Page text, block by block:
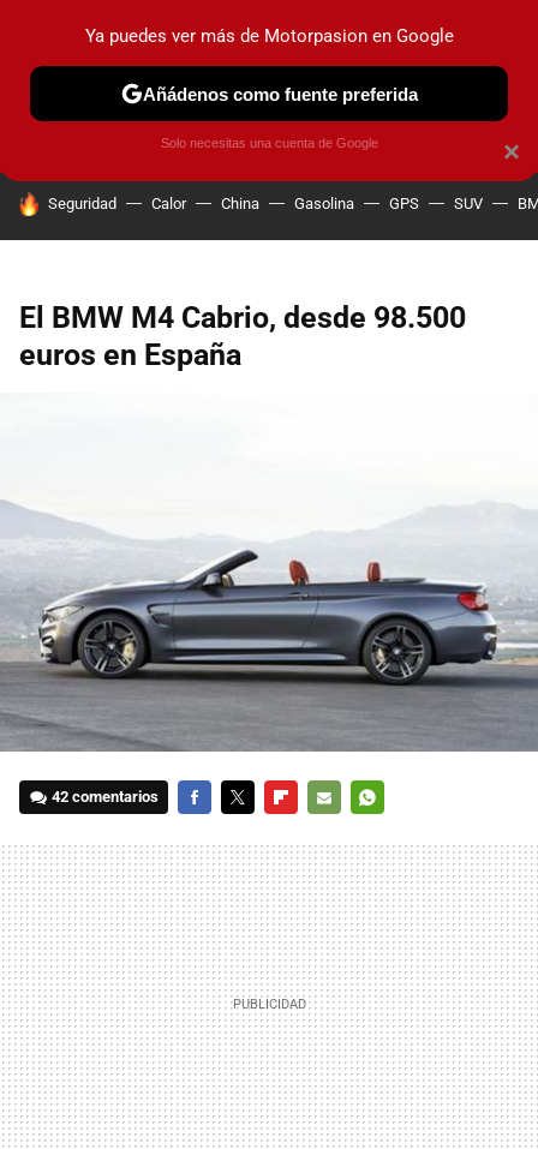
PRUEBAS COCHES ELÉCTRICOS OBSERVATORIO
HOY SE HABLA DE
Seguridad Calor China Gasolina GPS SUV
El BMW M4 Cabrio, desde 98.500
euros en España
42 comentarios
MAIL
×
Ya puedes ver más de Motorpasion en Google
Añádenos como fuente preferida
Solo necesitas una cuenta de Google